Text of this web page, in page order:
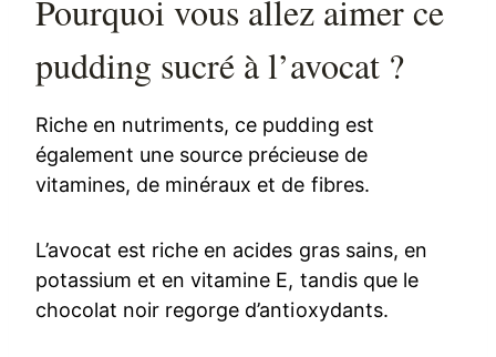
Pourquoi vous allez aimer ce
pudding sucré à l’avocat ?
Riche en nutriments, ce pudding est
également une source précieuse de
vitamines, de minéraux et de fibres.
L’avocat est riche en acides gras sains, en
potassium et en vitamine E, tandis que le
chocolat noir regorge d’antioxydants.